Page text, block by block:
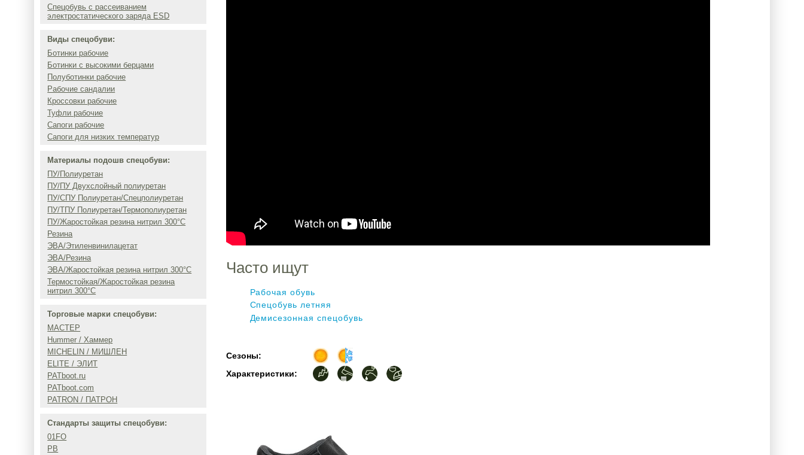
Спецобувь с рассеиванием
электростатического заряда ESD
Виды спецобуви:
Ботинки рабочие
Ботинки с высокими берцами
Полуботинки рабочие
Рабочие сандалии
Кроссовки рабочие
Туфли рабочие
Сапоги рабочие
Сапоги для низких температур
Материалы подошв спецобуви:
ПУ/Полиуретан
ПУ/ПУ Двухслойный полиуретан
ПУ/СПУ Полиуретан/Спецполиуретан
ПУ/ТПУ Полиуретан/Термополиуретан
ПУ/Жаростойкая резина нитрил 300°C
Резина
ЭВА/Этиленвинилацетат
ЭВА/Резина
ЭВА/Жаростойкая резина нитрил 300°C
Термостойкая/Жаростойкая резина
нитрил 300°C
Торговые марки спецобуви:
МАСТЕР
Hummer / Хаммер
MICHELIN / МИШЛЕН
ELITE / ЭЛИТ
PATboot.ru
PATboot.com
PATRON / ПАТРОН
Стандарты защиты спецобуви:
01FO
PB
Часто ищут
Рабочая обувь
Спецобувь летняя
Демисезонная спецобувь
Сезоны:
Характеристики: